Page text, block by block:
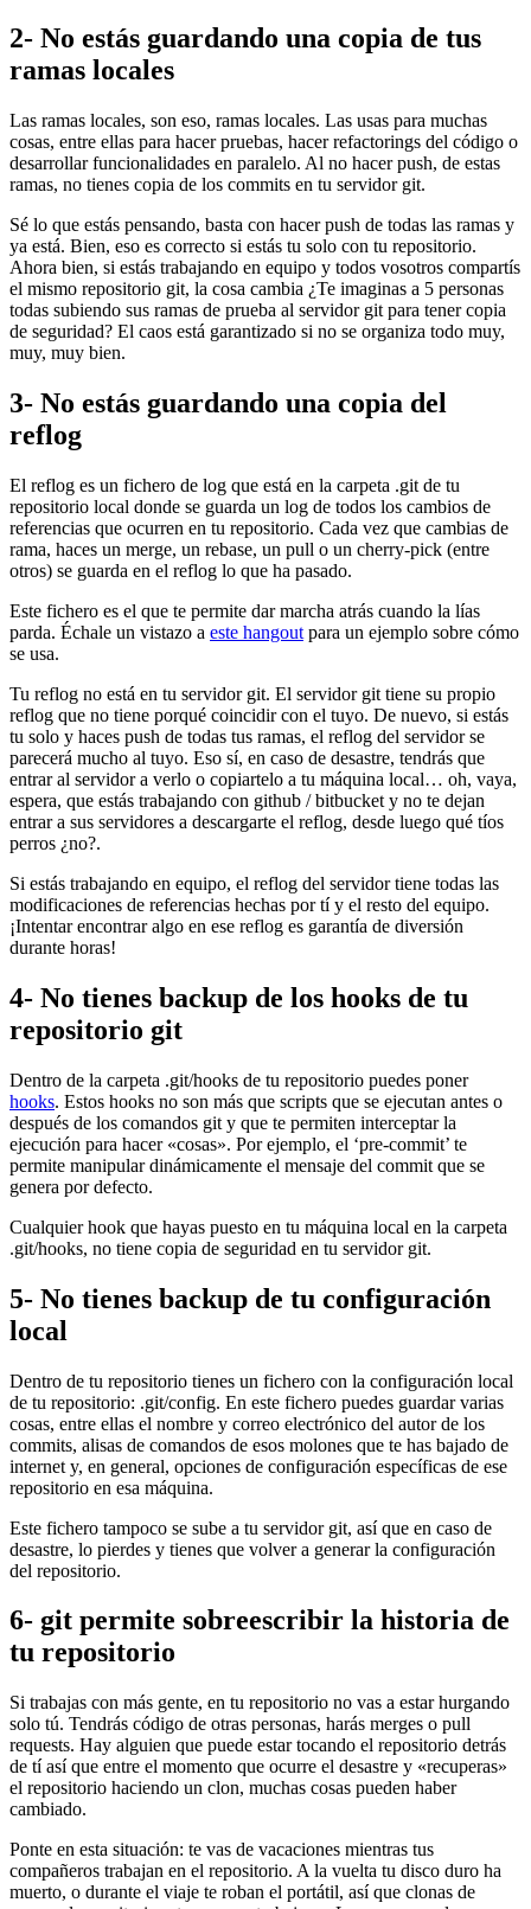
2- No estás guardando una copia de tus
ramas locales
Las ramas locales, son eso, ramas locales. Las usas para muchas
cosas, entre ellas para hacer pruebas, hacer refactorings del código o
desarrollar funcionalidades en paralelo. Al no hacer push, de estas
ramas, no tienes copia de los commits en tu servidor git.
Sé lo que estás pensando, basta con hacer push de todas las ramas y
ya está. Bien, eso es correcto si estás tu solo con tu repositorio.
Ahora bien, si estás trabajando en equipo y todos vosotros compartís
el mismo repositorio git, la cosa cambia ¿Te imaginas a 5 personas
todas subiendo sus ramas de prueba al servidor git para tener copia
de seguridad? El caos está garantizado si no se organiza todo muy,
muy, muy bien.
3- No estás guardando una copia del
reflog
El reflog es un fichero de log que está en la carpeta .git de tu
repositorio local donde se guarda un log de todos los cambios de
referencias que ocurren en tu repositorio. Cada vez que cambias de
rama, haces un merge, un rebase, un pull o un cherry-pick (entre
otros) se guarda en el reflog lo que ha pasado.
Este fichero es el que te permite dar marcha atrás cuando la lías
parda. Échale un vistazo a este hangout para un ejemplo sobre cómo
se usa.
Tu reflog no está en tu servidor git. El servidor git tiene su propio
reflog que no tiene porqué coincidir con el tuyo. De nuevo, si estás
tu solo y haces push de todas tus ramas, el reflog del servidor se
parecerá mucho al tuyo. Eso sí, en caso de desastre, tendrás que
entrar al servidor a verlo o copiartelo a tu máquina local… oh, vaya,
espera, que estás trabajando con github / bitbucket y no te dejan
entrar a sus servidores a descargarte el reflog, desde luego qué tíos
perros ¿no?.
Si estás trabajando en equipo, el reflog del servidor tiene todas las
modificaciones de referencias hechas por tí y el resto del equipo.
¡Intentar encontrar algo en ese reflog es garantía de diversión
durante horas!
4- No tienes backup de los hooks de tu
repositorio git
Dentro de la carpeta .git/hooks de tu repositorio puedes poner
hooks. Estos hooks no son más que scripts que se ejecutan antes o
después de los comandos git y que te permiten interceptar la
ejecución para hacer «cosas». Por ejemplo, el ‘pre-commit’ te
permite manipular dinámicamente el mensaje del commit que se
genera por defecto.
Cualquier hook que hayas puesto en tu máquina local en la carpeta
.git/hooks, no tiene copia de seguridad en tu servidor git.
5- No tienes backup de tu configuración
local
Dentro de tu repositorio tienes un fichero con la configuración local
de tu repositorio: .git/config. En este fichero puedes guardar varias
cosas, entre ellas el nombre y correo electrónico del autor de los
commits, alisas de comandos de esos molones que te has bajado de
internet y, en general, opciones de configuración específicas de ese
repositorio en esa máquina.
Este fichero tampoco se sube a tu servidor git, así que en caso de
desastre, lo pierdes y tienes que volver a generar la configuración
del repositorio.
6- git permite sobreescribir la historia de
tu repositorio
Si trabajas con más gente, en tu repositorio no vas a estar hurgando
solo tú. Tendrás código de otras personas, harás merges o pull
requests. Hay alguien que puede estar tocando el repositorio detrás
de tí así que entre el momento que ocurre el desastre y «recuperas»
el repositorio haciendo un clon, muchas cosas pueden haber
cambiado.
Ponte en esta situación: te vas de vacaciones mientras tus
compañeros trabajan en el repositorio. A la vuelta tu disco duro ha
muerto, o durante el viaje te roban el portátil, así que clonas de